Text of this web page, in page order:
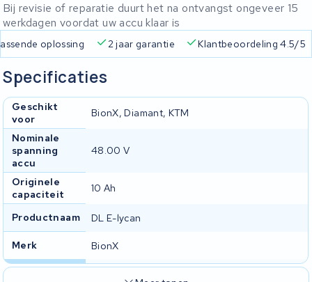
Bij revisie of reparatie duurt het na ontvangst ongeveer 15
werkdagen voordat uw accu klaar is
oplossing 2 jaar garantie Klantbeoordeling 4.5/5
Specificaties
Geschikt
voor
BionX, Diamant, KTM
Nominale
spanning
accu
48.00 V
Originele
capaciteit
10 Ah
Productnaam DL E-lycan
Merk BionX